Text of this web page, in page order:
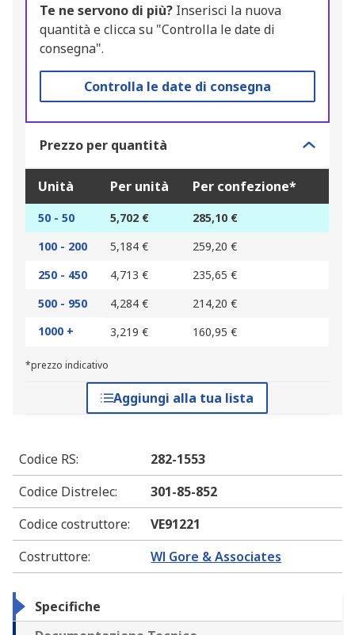
Te ne servono di più? Inserisci la nuova
quantità e clicca su "Controlla le date di
consegna".
Controlla le date di consegna
Prezzo per quantità
Unità Per unità Per confezione*
50 - 50 5,702 €
285,10 €
100 - 200
5,184 €
259,20 €
250 - 450
4,713 €
235,65 €
500 - 950
4,284 €
214,20 €
1000 +
3,219 € 160,95 €
*prezzo indicativo
Aggiungi alla tua lista
Codice RS:
282-1553
Codice Distrelec:
301-85-852
Codice costruttore:
VE91221
Costruttore: Wl Gore & Associates
Specifiche